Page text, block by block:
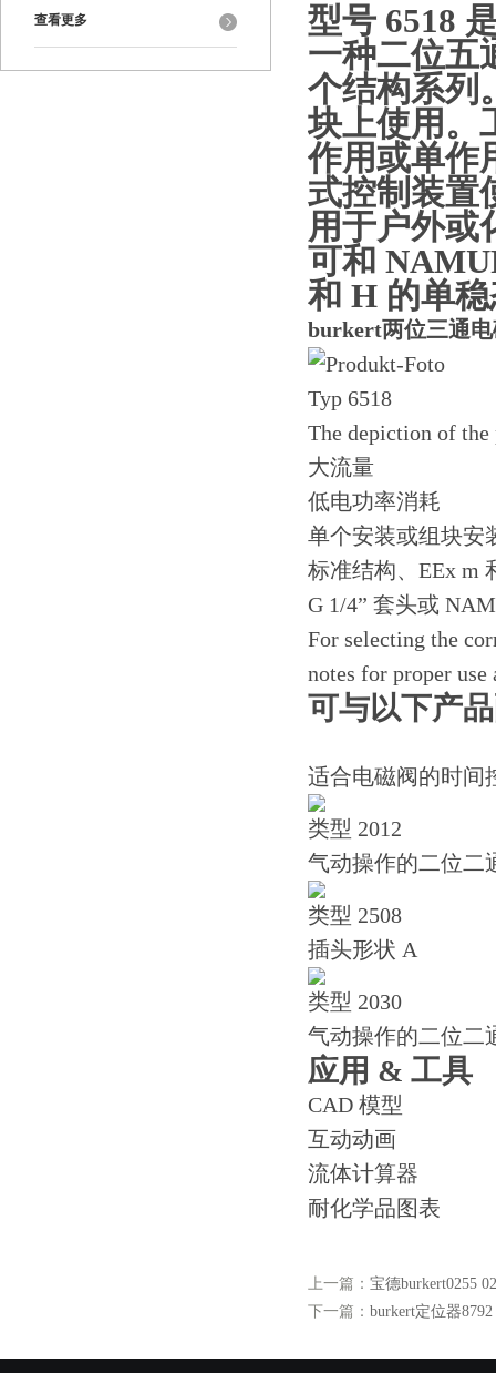
查看更多
型号 6518
一种二位五
个结构系列
块上使用。
作用或单作
式控制装置
用于户外或
可和
和 H 的单
burkert两位三通
The depiction of
大流量
低电功率消耗
单个安装或组块安
标准结构、EEx m
G 1/4” 套头或
For selecting the
notes for proper use
可与以下产
适合电磁阀的时间
类型 2012
气动操作的二位二
类型 2508
插头形状 A
类型 2030
气动操作的二位二
应用 & 工具
CAD 模型
互动动画
流体计算器
耐化学品图表
上一篇： 宝德burkert0255
下一篇： burkert定位器8792